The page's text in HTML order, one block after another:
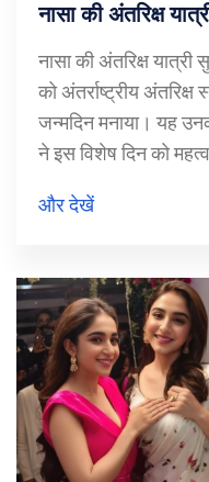
नासा की अंतरिक्ष
नासा की अंतरिक्ष
को अंतर्राष्ट्रीय
जन्मदिन मनाया। यह
ने इस विशेष दिन को
डॉन पेटिट के साथ मिलकर
और देखें